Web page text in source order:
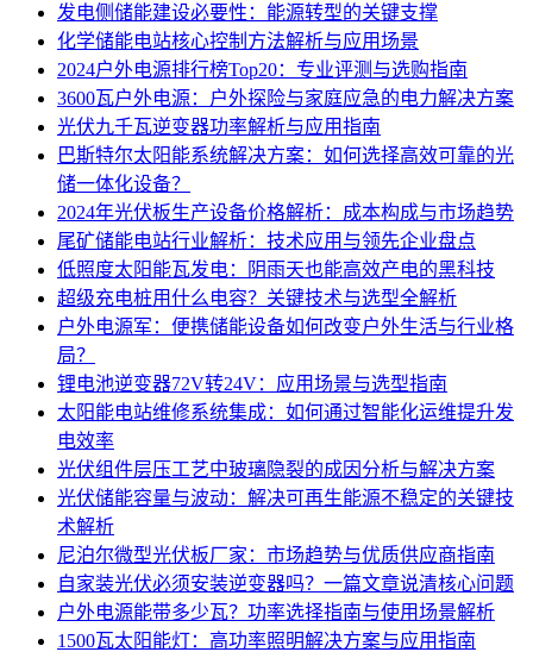
发电侧储能建设必要性：能源转型的关键支撑
化学储能电站核心控制方法解析与应用场景
2024户外电源排行榜Top20：专业评测与选购指南
3600瓦户外电源：户外探险与家庭应急的电力解决方案
光伏九千瓦逆变器功率解析与应用指南
巴斯特尔太阳能系统解决方案：如何选择高效可靠的光
储一体化设备？
2024年光伏板生产设备价格解析：成本构成与市场趋势
尾矿储能电站行业解析：技术应用与领先企业盘点
低照度太阳能瓦发电：阴雨天也能高效产电的黑科技
超级充电桩用什么电容？关键技术与选型全解析
户外电源军：便携储能设备如何改变户外生活与行业格
局？
锂电池逆变器72V转24V：应用场景与选型指南
太阳能电站维修系统集成：如何通过智能化运维提升发
电效率
光伏组件层压工艺中玻璃隐裂的成因分析与解决方案
光伏储能容量与波动：解决可再生能源不稳定的关键技
术解析
尼泊尔微型光伏板厂家：市场趋势与优质供应商指南
自家装光伏必须安装逆变器吗？一篇文章说清核心问题
户外电源能带多少瓦？功率选择指南与使用场景解析
1500瓦太阳能灯：高功率照明解决方案与应用指南